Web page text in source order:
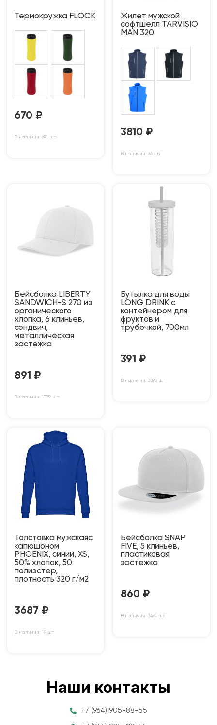
Термокружка FLOCK
670 ₽
В наличии: 691 шт
Жилет мужской
софтшелл TARVISIO
MAN 320
3810 ₽
В наличии: 36 шт
Бейсболка LIBERTY
SANDWICH-S 270 из
органического
хлопка, 6 клиньев,
сэндвич,
металлическая
застежка
891 ₽
В наличии: 1879 шт
Бутылка для воды
LONG DRINK с
контейнером для
фруктов и
трубочкой, 700мл
391 ₽
В наличии: 3595 шт
Толстовка мужскаяс
капюшоном
PHOENIX, синий, XS,
50% хлопок, 50
полиэстер,
плотность 320 г/м2
3687 ₽
В наличии: 19 шт
Бейсболка SNAP
FIVE, 5 клиньев,
пластиковая
застежка
860 ₽
В наличии: 3461 шт
Наши контакты
+7 (964) 905-88-55